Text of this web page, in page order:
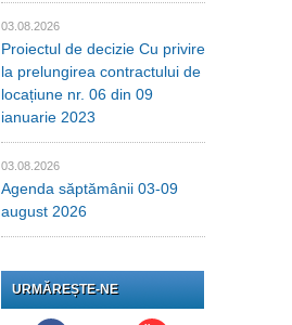
03.08.2026
Proiectul de decizie Cu privire
la prelungirea contractului de
locațiune nr. 06 din 09
ianuarie 2023
03.08.2026
Agenda săptămânii 03-09
august 2026
URMĂREȘTE-NE